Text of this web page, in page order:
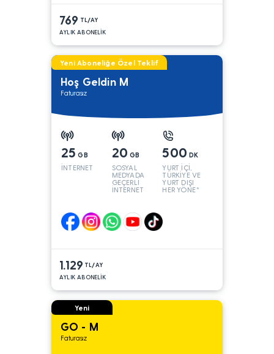
769 TL/AY
AYLIK ABONELİK
Yeni Aboneliğe Özel Teklif
Hoş Geldin M
Faturasız
25 GB
İNTERNET
20 GB
SOSYAL
MEDYADA
GEÇERLİ
İNTERNET
500 DK
YURT İÇİ,
TÜRKİYE VE
YURT DIŞI
HER YÖNE*
1.129 TL/AY
AYLIK ABONELİK
Yeni
GO - M
Faturasız